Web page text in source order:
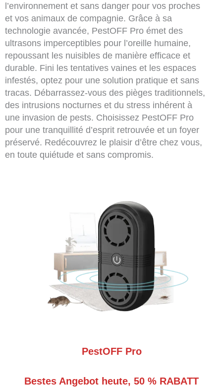
l’environnement et sans danger pour vos proches
et vos animaux de compagnie. Grâce à sa
technologie avancée, PestOFF Pro émet des
ultrasons imperceptibles pour l’oreille humaine,
repoussant les nuisibles de manière efficace et
durable. Fini les tentatives vaines et les espaces
infestés, optez pour une solution pratique et sans
tracas. Débarrassez-vous des pièges traditionnels,
des intrusions nocturnes et du stress inhérent à
une invasion de pests. Choisissez PestOFF Pro
pour une tranquillité d’esprit retrouvée et un foyer
préservé. Redécouvrez le plaisir d’être chez vous,
en toute quiétude et sans compromis.
PestOFF Pro
Bestes Angebot heute, 50 % RABATT